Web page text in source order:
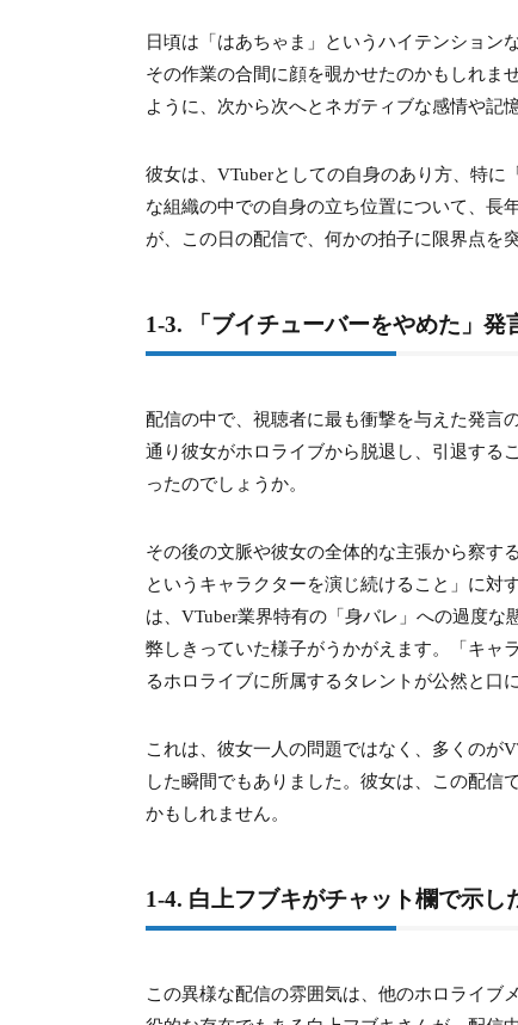
5-1. 5-1. ディズニーに誘われなかった「仲
5-2. 5-2. 幼少期から続く「疎外感」と海外
5-4. 5-4. 「話題になると寄ってくる」ホロ
5-5. 5-5. GTAやマイクラでの孤立「1人で
6. 6. 「反射眼鏡ブス」「蛇口」「嘔吐配
6-2. 6-2. 「ゲロ」「蛇口」切り抜き配信
6-4. 6-4. VTuberの「身バレ」と「キャラ
7. 7. 赤井はあとさんが暴露した自身の
7-1. 7-1. 現在23歳、学生とVTuberを両立
7-3. 7-3. 「もうパンクしちゃったよ」両立
8-1. 8-1. 本人が語る真偽「何が本当で嘘か
8-3. 8-3. ホロライブ運営の対応と今後の赤
日頃は「はあちゃま」というハイテンション
その作業の合間に顔を覗かせたのかもしれま
ように、次から次へとネガティブな感情や記
彼女は、VTuberとしての自身のあり方、特
な組織の中での自身の立ち位置について、長
が、この日の配信で、何かの拍子に限界点を
1-3. 「ブイチューバーをやめた」発
配信の中で、視聴者に最も衝撃を与えた発言
通り彼女がホロライブから脱退し、引退する
ったのでしょうか。
その後の文脈や彼女の全体的な主張から察す
というキャラクターを演じ続けること」に対
は、VTuber業界特有の「身バレ」への過度
弊しきっていた様子がうかがえます。「キャ
るホロライブに所属するタレントが公然と口
これは、彼女一人の問題ではなく、多くのが
した瞬間でもありました。彼女は、この配信
かもしれません。
1-4. 白上フブキがチャット欄で示し
この異様な配信の雰囲気は、他のホロライブ